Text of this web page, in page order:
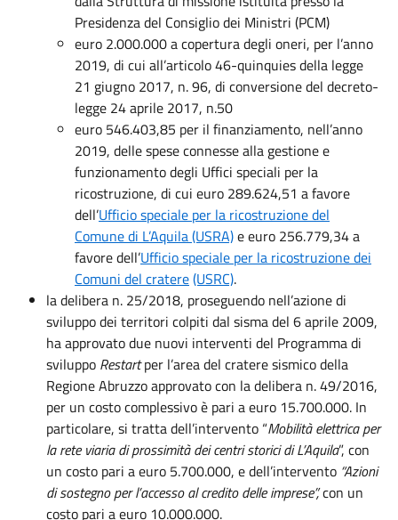
Presidenza del Consiglio dei Ministri (PCM)
euro 2.000.000 a copertura degli oneri, per l’anno
2019, di cui all’articolo 46-quinquies della legge
21 giugno 2017, n. 96, di conversione del decreto-
legge 24 aprile 2017, n.50
euro 546.403,85 per il finanziamento, nell’anno
2019, delle spese connesse alla gestione e
funzionamento degli Uffici speciali per la
ricostruzione, di cui euro 289.624,51 a favore
dell’Ufficio speciale per la ricostruzione del
Comune di L’Aquila (USRA)e euro 256.779,34 a
favore dell’Ufficio speciale per la ricostruzione dei
Comuni del cratere(USRC).
la delibera n. 25/2018, proseguendo nell’azione di
sviluppo dei territori colpiti dal sisma del 6 aprile 2009,
ha approvato due nuovi interventi del Programma di
sviluppo Restartper l’area del cratere sismico della
Regione Abruzzo approvato con la delibera n. 49/2016,
per un costo complessivo è pari a euro 15.700.000. In
particolare, si tratta dell’intervento “Mobilità elettrica per
la rete viaria di prossimità dei centri storici di L’Aquila”, con
un costo pari a euro 5.700.000, e dell’intervento “Azioni
di sostegno per l’accesso al credito delle imprese”,con un
costo pari a euro 10.000.000.